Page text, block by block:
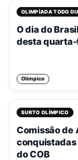
OLIMPÍADA TODO
O dia do
desta
Olímpico
SURTO OLÍMPICO
Comissão de
conquistadas
do COB